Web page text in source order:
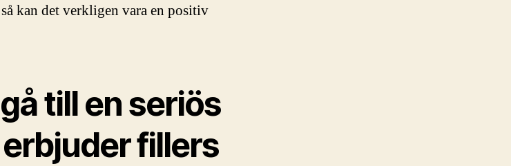
kan det verkligen vara en positiv
till en seriös
fillers